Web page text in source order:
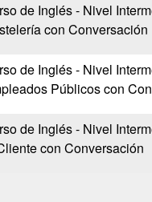
de Inglés - Nivel
con Conversación
de Inglés - Nivel
Públicos con
de Inglés - Nivel
con Conversación